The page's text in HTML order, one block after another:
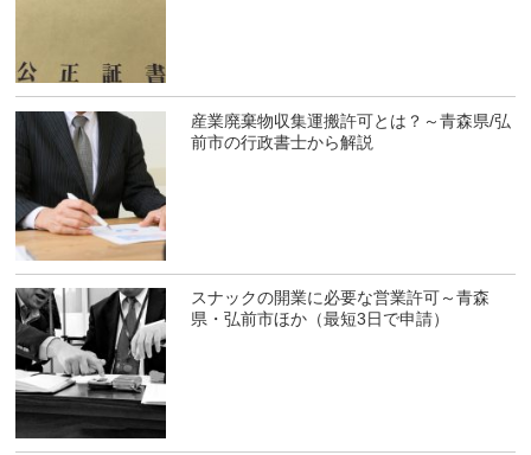
産業廃棄物収集運搬許可とは？～青森県/弘
前市の行政書士から解説
スナックの開業に必要な営業許可～青森
県・弘前市ほか（最短3日で申請）